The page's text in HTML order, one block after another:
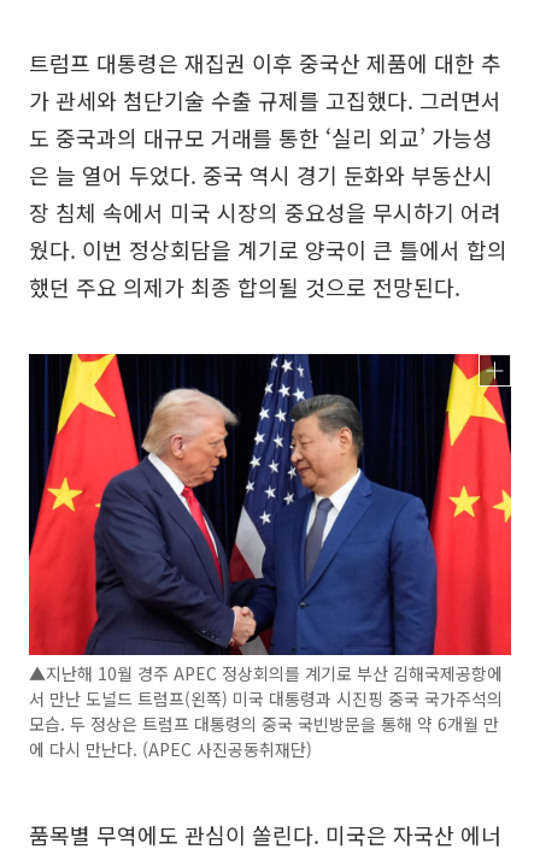
트럼프 대통령은 재집권 이후 중국산 제품에 대한 추
가 관세와 첨단기술 수출 규제를 고집했다. 그러면서
도 중국과의 대규모 거래를 통한 ‘실리 외교’ 가능성
은 늘 열어 두었다. 중국 역시 경기 둔화와 부동산시
장 침체 속에서 미국 시장의 중요성을 무시하기 어려
웠다. 이번 정상회담을 계기로 양국이 큰 틀에서 합의
했던 주요 의제가 최종 합의될 것으로 전망된다.
▲지난해 10월 경주 APEC 정상회의를 계기로 부산 김해국제공항에
서 만난 도널드 트럼프(왼쪽) 미국 대통령과 시진핑 중국 국가주석의
모습. 두 정상은 트럼프 대통령의 중국 국빈방문을 통해 약 6개월 만
에 다시 만난다. (APEC 사진공동취재단)
품목별 무역에도 관심이 쏠린다. 미국은 자국산 에너